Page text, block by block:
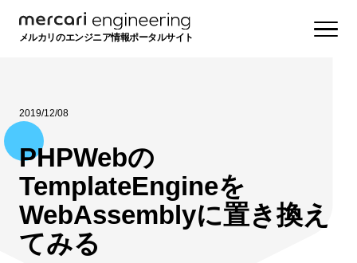
メルカリのエンジニア情報ポータルサイト
2019/12/08
PHPWebの
TemplateEngineを
WebAssemblyに置き換え
てみる